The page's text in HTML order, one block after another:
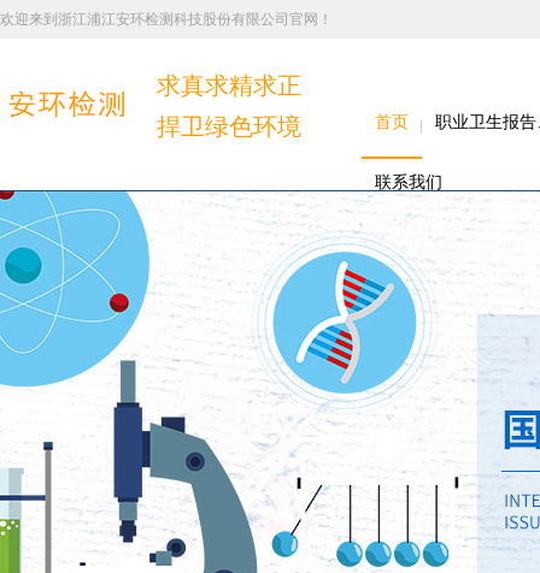
欢迎来到浙江浦江安环检测科技股份有限公司官网！
求真求精求正
捍卫绿色环境
首页 职业卫生报
联系我们